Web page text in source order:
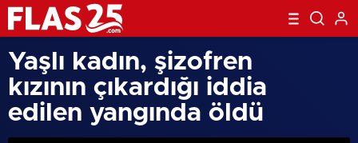
Yaşlı kadın, şizofren
kızının çıkardığı iddia
edilen yangında öldü